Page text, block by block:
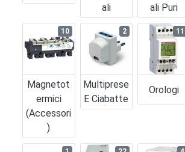
Ali
Ali Puri
Magnetot
Ermici
(accessori
)
10
Multiprese
E Ciabatte
2
Orologi
11